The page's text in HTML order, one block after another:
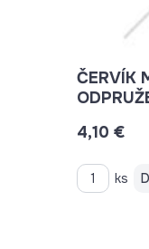
ČERVÍK M 4X15 S
4,10 €
ks